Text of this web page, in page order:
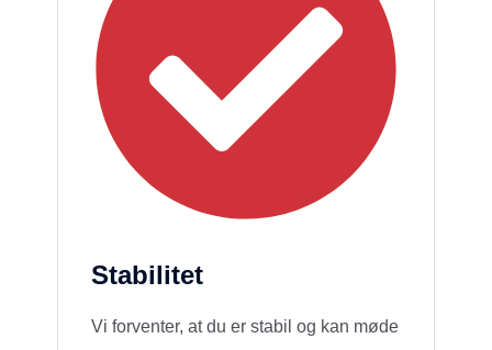
Stabilitet
Vi forventer, at du er stabil og kan møde